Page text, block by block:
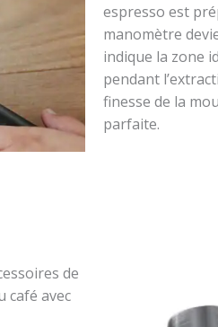
espresso est
manomètre
indique la zone
pendant
finesse de la
parfaite.
de
café avec